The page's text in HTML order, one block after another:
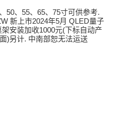
50、55、65、75寸可供参考.
新上市2024年5月 QLED量子
安装加收1000元(下标自动产
)另计. 中南部恕无法运送